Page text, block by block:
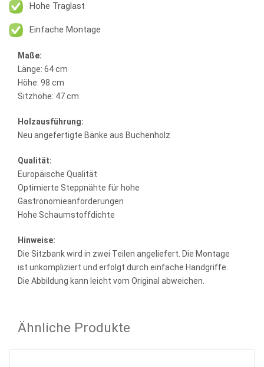
Hohe Traglast
Einfache Montage
Maße:
Länge: 64 cm
Höhe: 98 cm
Sitzhöhe: 47 cm
Holzausführung:
Neu angefertigte Bänke aus Buchenholz
Qualität:
Europäische Qualität
Optimierte Steppnähte für hohe
Gastronomieanforderungen
Hohe Schaumstoffdichte
Hinweise:
Die Sitzbank wird in zwei Teilen angeliefert. Die Montage
ist unkompliziert und erfolgt durch einfache Handgriffe.
Die Abbildung kann leicht vom Original abweichen.
Ähnliche Produkte